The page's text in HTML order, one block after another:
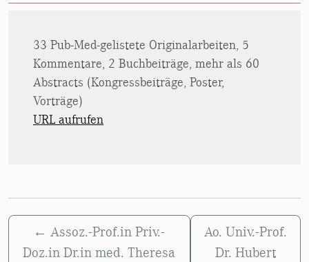
33 Pub-Med-gelistete Originalarbeiten, 5
Kommentare, 2 Buchbeiträge, mehr als 60
Abstracts (Kongressbeiträge, Poster,
Vorträge)
URL aufrufen
← Assoz.-Prof.in Priv.-
Doz.in Dr.in med. Theresa
Ao. Univ.-Prof.
Dr. Hubert